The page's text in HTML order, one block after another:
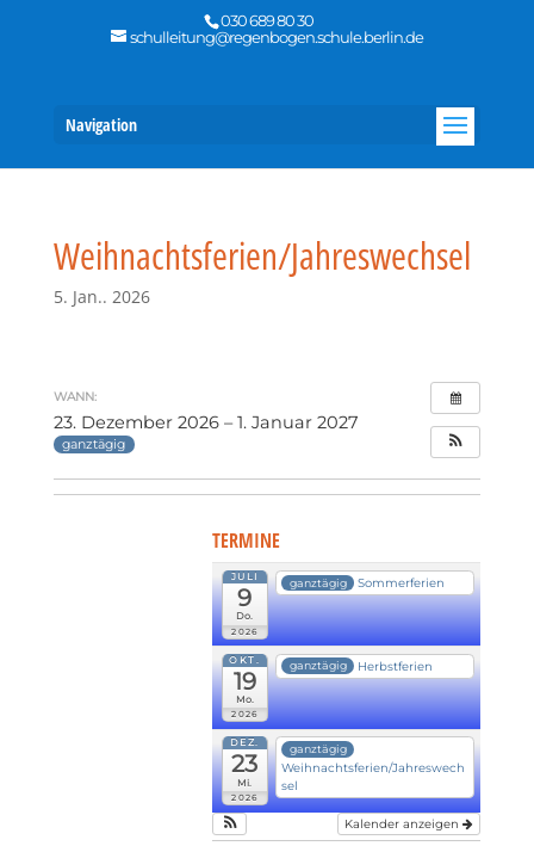
030 689 80 30
schulleitung@regenbogen.schule.berlin.de
Navigation
Weihnachtsferien/Jahreswechsel
5. Jan.. 2026
WANN:
23. Dezember 2026 – 1. Januar 2027
ganztägig
TERMINE
JULI
9
Do.
2026
ganztägig Sommerferien
OKT.
19
Mo.
2026
ganztägig Herbstferien
DEZ.
23
Mi.
2026
ganztägig
Weihnachtsferien/Jahreswech
sel
Kalender anzeigen